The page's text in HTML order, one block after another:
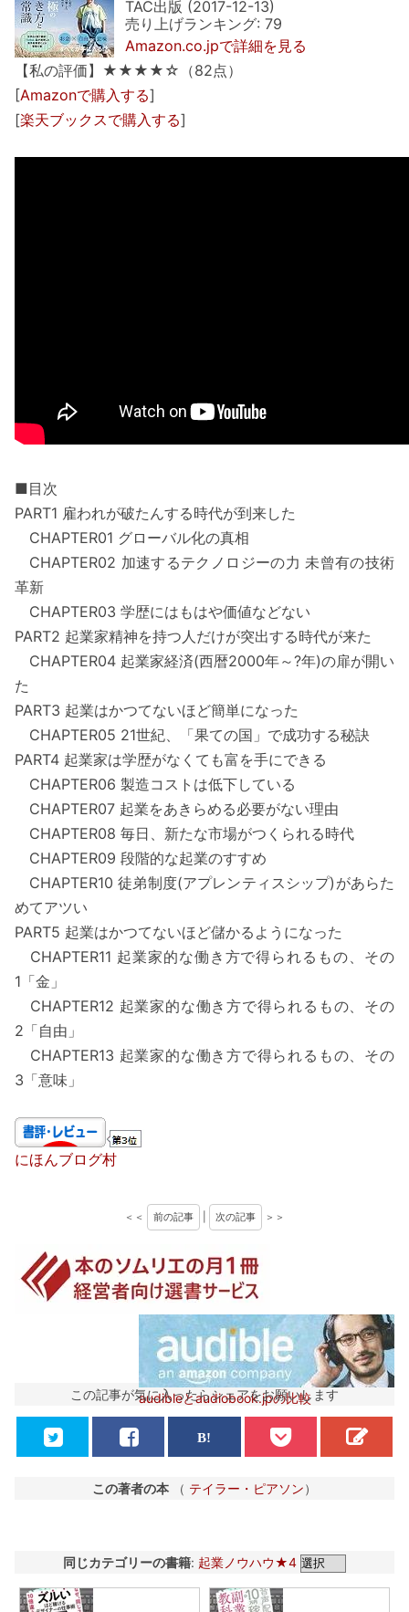
TAC出版 (2017-12-13)
売り上げランキング: 79
Amazon.co.jpで詳細を見る
【私の評価】★★★★☆（82点）
[Amazonで購入する]
[楽天ブックスで購入する]
■目次
PART1 雇われが破たんする時代が到来した
CHAPTER01 グローバル化の真相
CHAPTER02 加速するテクノロジーの力 未曾有の技術
革新
CHAPTER03 学歴にはもはや価値などない
PART2 起業家精神を持つ人だけが突出する時代が来た
CHAPTER04 起業家経済(西暦2000年～?年)の扉が開い
た
PART3 起業はかつてないほど簡単になった
CHAPTER05 21世紀、「果ての国」で成功する秘訣
PART4 起業家は学歴がなくても富を手にできる
CHAPTER06 製造コストは低下している
CHAPTER07 起業をあきらめる必要がない理由
CHAPTER08 毎日、新たな市場がつくられる時代
CHAPTER09 段階的な起業のすすめ
CHAPTER10 徒弟制度(アプレンティスシップ)があらた
めてアツい
PART5 起業はかつてないほど儲かるようになった
CHAPTER11 起業家的な働き方で得られるもの、その
1「金」
CHAPTER12 起業家的な働き方で得られるもの、その
2「自由」
CHAPTER13 起業家的な働き方で得られるもの、その
3「意味」
にほんブログ村
＜＜ 前の記事 次の記事 ＞＞
audibleとaudiobook.jpの比較
この記事が気に入ったらシェアをお願いします
この著者の本 （ テイラー・ピアソン）
同じカテゴリーの書籍: 起業ノウハウ★4